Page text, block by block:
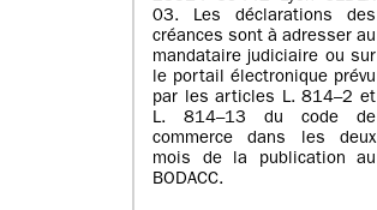
03. Les déclarations des
créances sont à adresser au
mandataire judiciaire ou sur
le portail électronique prévu
par les articles L. 814–2 et
L. 814–13 du code de
commerce dans les deux
mois de la publication au
BODACC.